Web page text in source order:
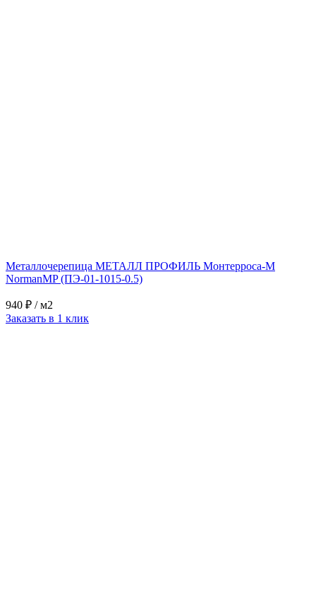
Металлочерепица МЕТАЛЛ ПРОФИЛЬ Монтерроса-M
NormanMP (ПЭ-01-1015-0.5)
940 ₽ / м2
Заказать в 1 клик